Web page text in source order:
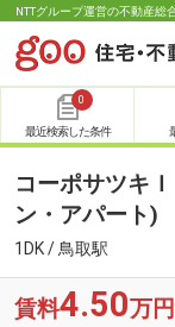
NTTグループ運営の不動産総
0
最近検索した条件
コーポサツキ
ン・アパート)
1DK / 鳥取駅
賃料4.50万円